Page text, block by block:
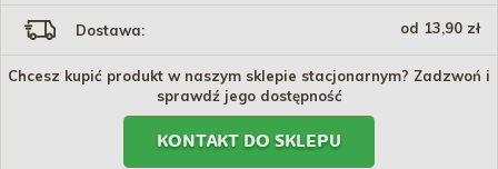
Dostawa: od 13,90 zł
Chcesz kupić produkt w naszym sklepie stacjonarnym? Zadzwoń i
sprawdź jego dostępność
KONTAKT DO SKLEPU